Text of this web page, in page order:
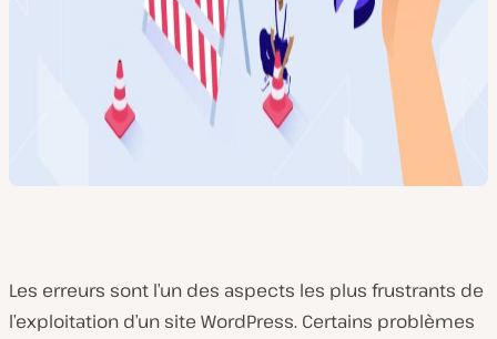
Les erreurs sont l’un des aspects les plus frustrants de
l’exploitation d’un site WordPress. Certains problèmes